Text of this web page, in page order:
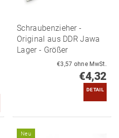
Schraubenzieher -
Original aus DDR Jawa
Lager - Größer
€3,57 ohne MwSt.
€4,32
DETAIL
Neu